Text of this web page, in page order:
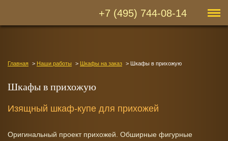
+7 (495) 744-08-14
Главная Наши работы Шкафы на заказ Шкафы в прихожую
Шкафы в прихожую
Изящный шкаф-купе для прихожей
Оригинальный проект прихожей. Обширные фигурные